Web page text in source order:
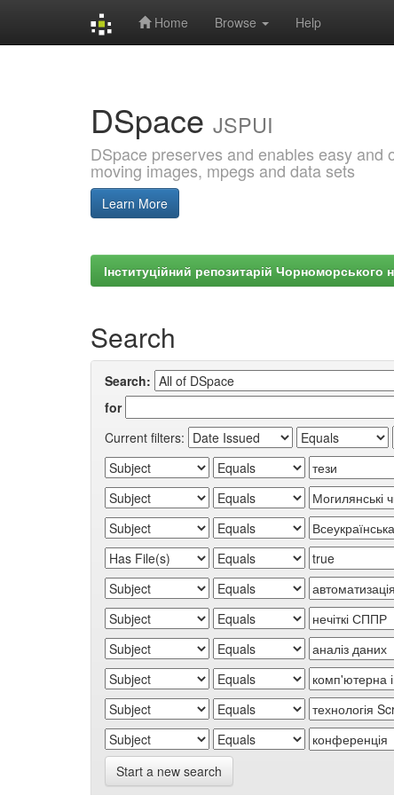
Home Browse Help
DSpace JSPUI
DSpace preserves and enables easy
moving images, mpegs and data sets
Learn More
Інституційний репозитарій Чорноморського
Search
Search:
for
Current filters:
Start a new search